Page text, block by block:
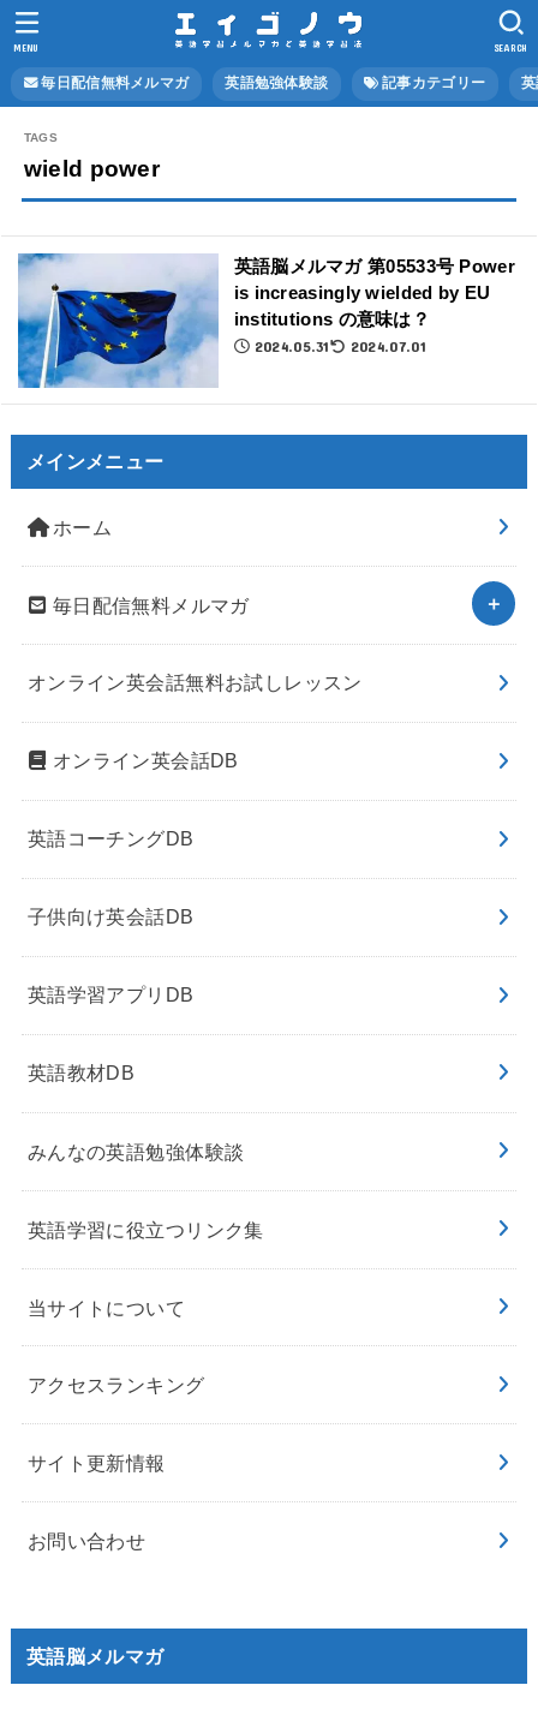
毎日配信無料メルマガ 英語勉強体験談 記事カテゴリー
SEARCH
MENU
wield power
英語脳メルマガ 第05533号 Power
is increasingly wielded by EU
institutions の意味は？
2024.05.31 2024.07.01
メインメニュー
ホーム
毎日配信無料メルマガ
オンライン英会話無料お試しレッスン
オンライン英会話DB
英語コーチングDB
子供向け英会話DB
英語学習アプリDB
英語教材DB
みんなの英語勉強体験談
英語学習に役立つリンク集
当サイトについて
アクセスランキング
サイト更新情報
お問い合わせ
英語脳メルマガ